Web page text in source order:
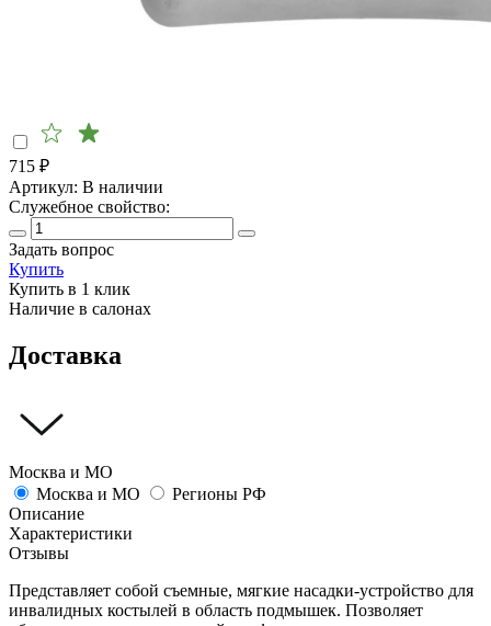
715 ₽
Артикул: В наличии
Служебное свойство:
Задать вопрос
Купить
Купить в 1 клик
Наличие в салонах
Доставка
Москва и МО
Москва и МО
Регионы РФ
Описание
Характеристики
Отзывы
Представляет собой съемные, мягкие насадки-устройство для
инвалидных костылей в область подмышек. Позволяет